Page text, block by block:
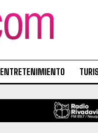
ENTRETENIMIENTO